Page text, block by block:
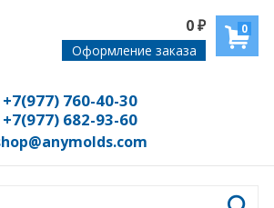
0
0₽
Оформление заказа
+7(977) 760-40-30
+7(977) 682-93-60